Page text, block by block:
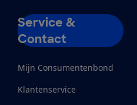
Service &
Contact
Mijn Consumentenbond
Klantenservice